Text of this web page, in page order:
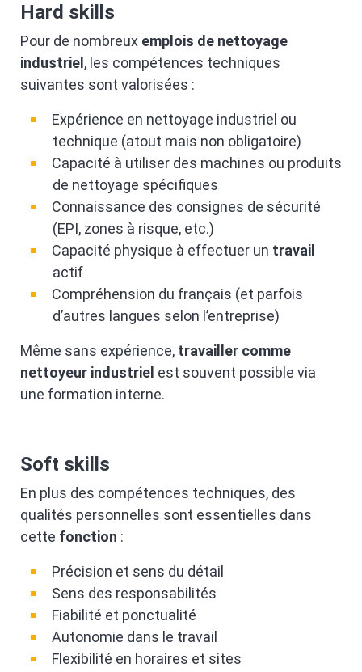
Hard skills
Pour de nombreux emplois de nettoyage
industriel , les compétences techniques
suivantes sont valorisées :
Expérience en nettoyage industriel ou
technique (atout mais non obligatoire)
Capacité à utiliser des machines ou produits
de nettoyage spécifiques
Connaissance des consignes de sécurité
(EPI, zones à risque, etc.)
Capacité physique à effectuer un travail
actif
Compréhension du français (et parfois
d’autres langues selon l’entreprise)
Même sans expérience, travailler comme
nettoyeur industriel est souvent possible via
une formation interne.
Soft skills
En plus des compétences techniques, des
qualités personnelles sont essentielles dans
cette fonction :
Précision et sens du détail
Sens des responsabilités
Fiabilité et ponctualité
Autonomie dans le travail
Flexibilité en horaires et sites